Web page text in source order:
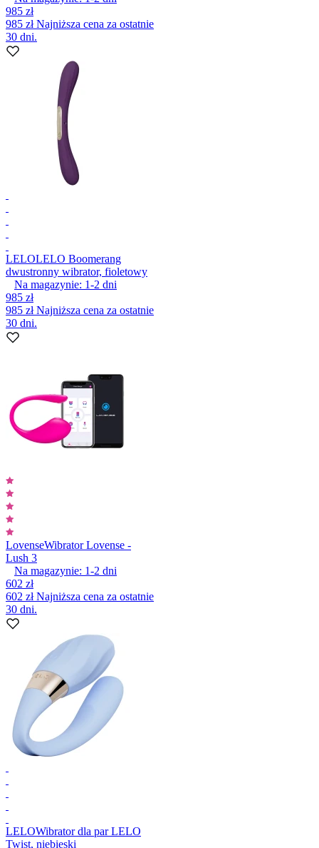
985 zł
985 złNajniższa cena za ostatnie
30 dni.
LELOLELO Boomerang
dwustronny wibrator, fioletowy
Na magazynie: 1-2 dni
985 zł
985 złNajniższa cena za ostatnie
30 dni.
LovenseWibrator Lovense -
Lush 3
Na magazynie: 1-2 dni
602 zł
602 złNajniższa cena za ostatnie
30 dni.
LELOWibrator dla par LELO
Twist, niebieski